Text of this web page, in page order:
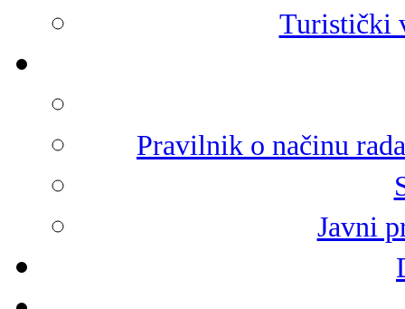
Turistički
Pravilnik o načinu
Javni